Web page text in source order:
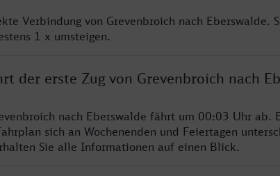
Verbindung von Grevenbroich nach Eberswalde.
1 x umsteigen.
der erste Zug von Grevenbroich nach
nach Eberswalde fährt um 00:03 Uhr ab.
sich an Wochenenden und Feiertagen
Sie alle Informationen auf einen Blick.